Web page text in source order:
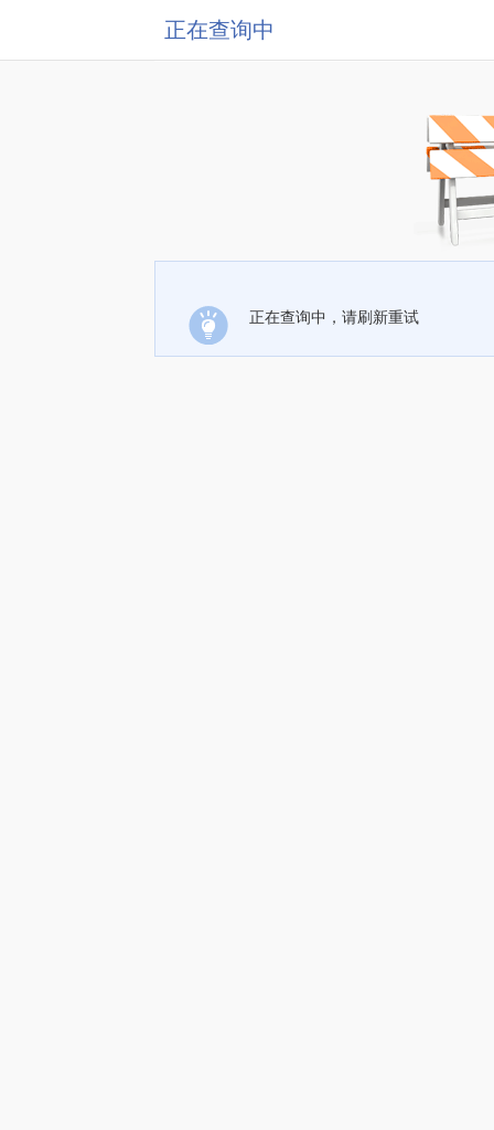
正在查询中
正在查询中，请刷新重试